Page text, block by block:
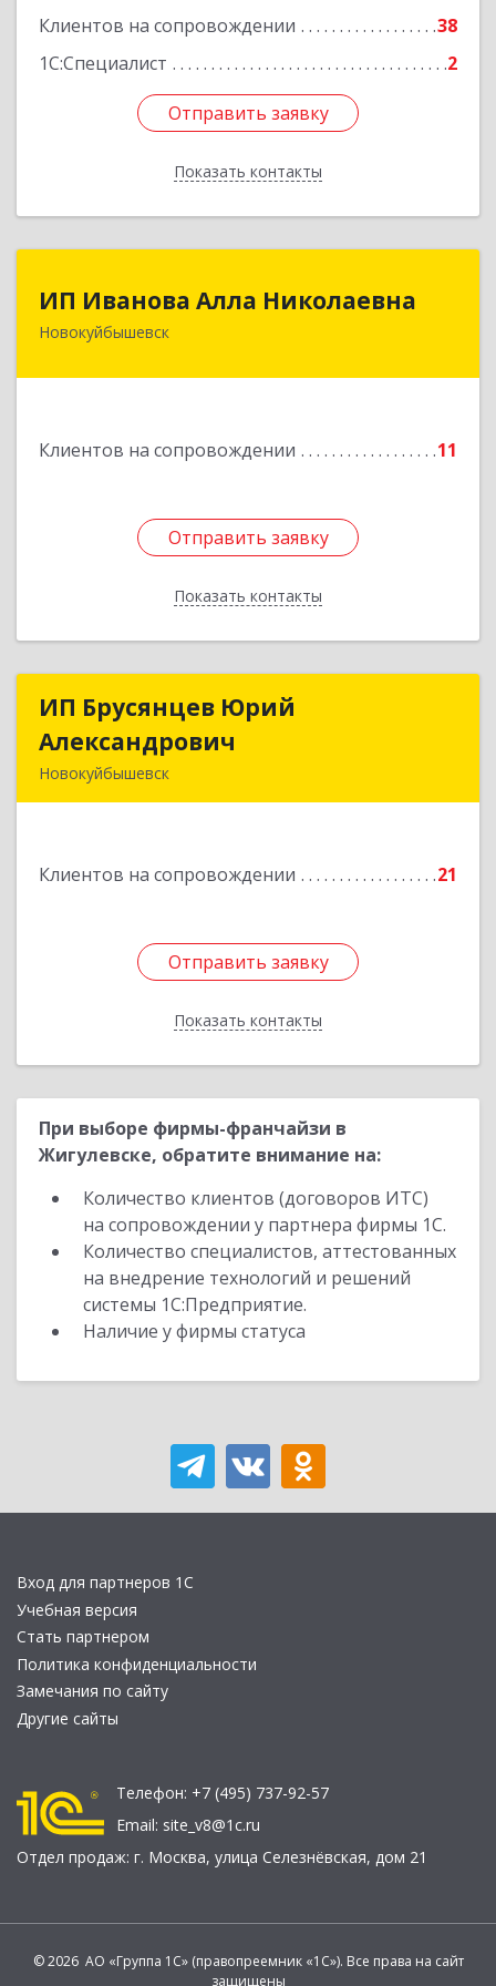
Клиентов на сопровождении
38
1С:Специалист
2
Отправить заявку
Показать контакты
Отправить заявку
Назад
ИП Иванова Алла Николаевна
Новокуйбышевск
Клиентов на сопровождении 11
Отправить заявку
Показать контакты
Отправить заявку
Назад
ИП Брусянцев Юрий
Александрович
Новокуйбышевск
Клиентов на сопровождении 21
Отправить заявку
Показать контакты
ИП Брусянцев Юрий
Подробнее
Отправить заявку
Назад
При выборе фирмы-франчайзи в
Жигулевске, обратите внимание на:
Количество клиентов (договоров ИТС)
на сопровождении у партнера фирмы 1С.
Количество специалистов, аттестованных
на внедрение технологий и решений
системы 1С:Предприятие.
Наличие у фирмы статуса
Вход для партнеров 1С
Учебная версия
Стать партнером
Политика конфиденциальности
Замечания по сайту
Другие сайты
Телефон: +7 (495) 737-92-57
Email: site_v8@1c.ru
Отдел продаж: г. Москва, улица Селезнёвская, дом 21
© 2026 АО «Группа 1С» (правопреемник «1С»). Все права на сайт
защищены